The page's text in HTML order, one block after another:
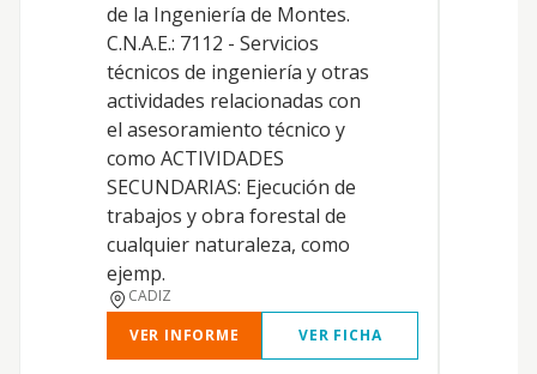
de la Ingeniería de Montes.
C.N.A.E.: 7112 - Servicios
técnicos de ingeniería y otras
actividades relacionadas con
el asesoramiento técnico y
como ACTIVIDADES
SECUNDARIAS: Ejecución de
trabajos y obra forestal de
cualquier naturaleza, como
ejemp.
CADIZ
VER INFORME
VER FICHA